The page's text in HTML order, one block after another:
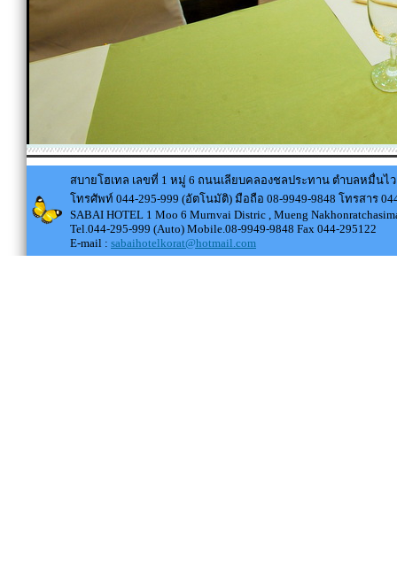
สบายโฮเทล เลขที่ 1 หมู่ 6 ถนนเลียบคลองชลประทาน ตำบลหมื่นไ
โทรศัพท์ 044-295-999 (อัตโนมัติ) มือถือ 08-9949-9848 โทรสาร
SABAI HOTEL 1 Moo 6 Murnvai Distric , Mueng
Tel.044-295-999 (Auto) Mobile.08-9949-9848 Fax 044-295122
E-mail : sabaihotelkorat@hotmail.com